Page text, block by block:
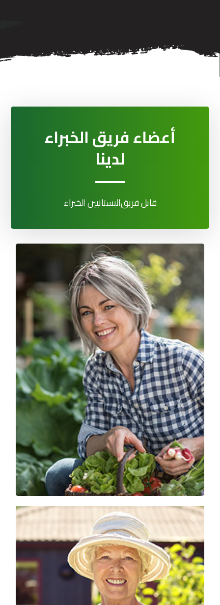
أعضاء فريق الخبراء
لدينا
قابل فريقالبستانيين الخبراء